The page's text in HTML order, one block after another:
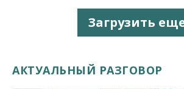
Загрузить
АКТУАЛЬНЫЙ РАЗГОВОР